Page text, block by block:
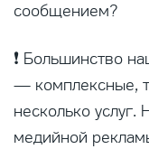
сообщением?
❗ Большинство
— комплексные,
несколько услуг.
медийной